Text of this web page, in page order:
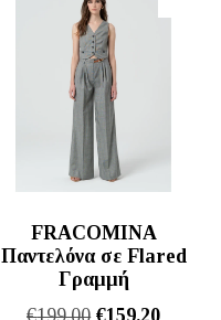
FRACOMINA
Παντελόνα σε Flared
Γραμμή
OriginalΗ